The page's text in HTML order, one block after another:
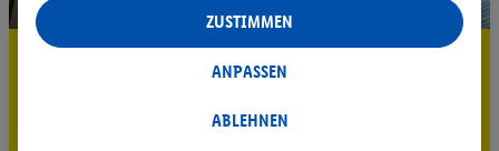
5.95 € Versand sparen³²ᵃ
Verantwortliche; im Zusammenhang mit dem IAB TCF
insgesamt
Statistik-Erstellung oder für personalisierte Werbung
Datenverarbeitungen für personalisierte Werbung werden
ABLEHNEN
ANPASSEN
ZUSTIMMEN